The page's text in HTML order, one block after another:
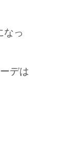
なっ
デは